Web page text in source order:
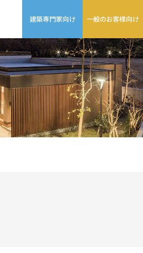
建築専門家向け 一般のお客様向け